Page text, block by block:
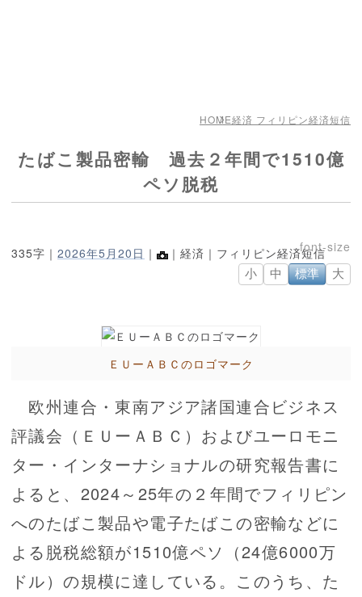
HOME経済 フィリピン経済短信
たばこ製品密輸 過去２年間で1510億
ペソ脱税
335字｜ 2026年5月20日 ｜ ｜経済｜フィリピン経済短信
小 中 標準 大
ＥＵーＡＢＣのロゴマーク
欧州連合・東南アジア諸国連合ビジネス
評議会（ＥＵーＡＢＣ）およびユーロモニ
ター・インターナショナルの研究報告書に
よると、2024～25年の２年間でフィリピン
へのたばこ製品や電子たばこの密輸などに
よる脱税総額が1510億ペソ（24億6000万
ドル）の規模に達している。このうち、た